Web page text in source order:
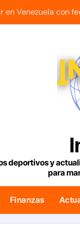
rehabilitados
0,73% tras
al crecer un
viviendas
el estrecho de
si su cuenta en el
24,9 toneladas de
reparación de
deportivos y
para
Finanzas